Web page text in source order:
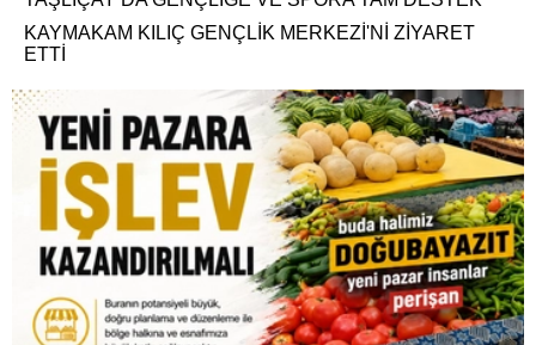
KAYMAKAM KILIÇ GENÇLİK MERKEZİ'Nİ ZİYARET
ETTİ